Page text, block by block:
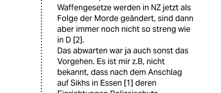
Waffengesetze werden in NZ jetzt als
Folge der Morde geändert, sind dann
aber immer noch nicht so streng wie
in D [2].
Das abwarten war ja auch sonst das
Vorgehen. Es ist mir z.B, nicht
bekannt, dass nach dem Anschlag
auf Sikhs in Essen [1] deren